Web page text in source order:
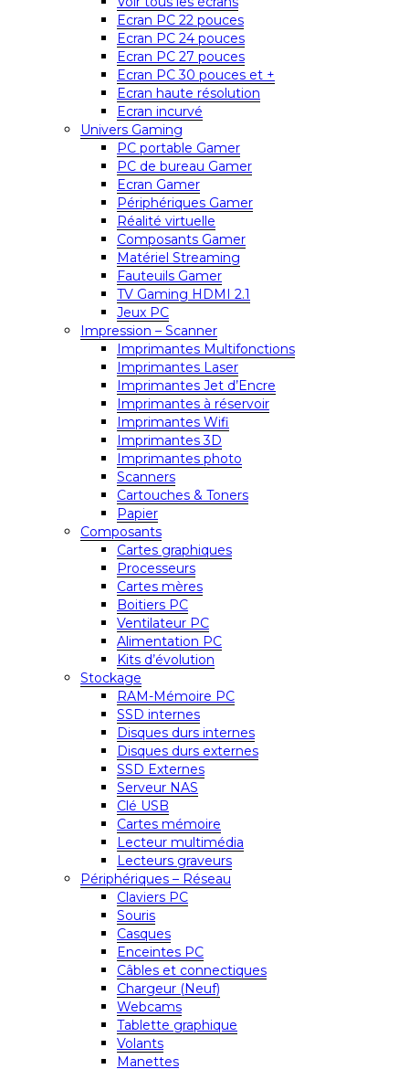
Ecran PC 22 pouces
Ecran PC 24 pouces
Ecran PC 27 pouces
Ecran PC 30 pouces et +
Ecran haute résolution
Ecran incurvé
Univers Gaming
PC portable Gamer
PC de bureau Gamer
Ecran Gamer
Périphériques Gamer
Réalité virtuelle
Composants Gamer
Matériel Streaming
Fauteuils Gamer
TV Gaming HDMI 2.1
Jeux PC
Impression – Scanner
Imprimantes Multifonctions
Imprimantes Laser
Imprimantes Jet d’Encre
Imprimantes à réservoir
Imprimantes Wifi
Imprimantes 3D
Imprimantes photo
Scanners
Cartouches & Toners
Papier
Composants
Cartes graphiques
Processeurs
Cartes mères
Boitiers PC
Ventilateur PC
Alimentation PC
Kits d’évolution
Stockage
RAM-Mémoire PC
SSD internes
Disques durs internes
Disques durs externes
SSD Externes
Serveur NAS
Clé USB
Cartes mémoire
Lecteur multimédia
Lecteurs graveurs
Périphériques – Réseau
Claviers PC
Souris
Casques
Enceintes PC
Câbles et connectiques
Chargeur (Neuf)
Webcams
Tablette graphique
Volants
Manettes